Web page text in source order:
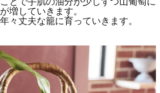
増していきます。
々丈夫な籠に育っていきます。